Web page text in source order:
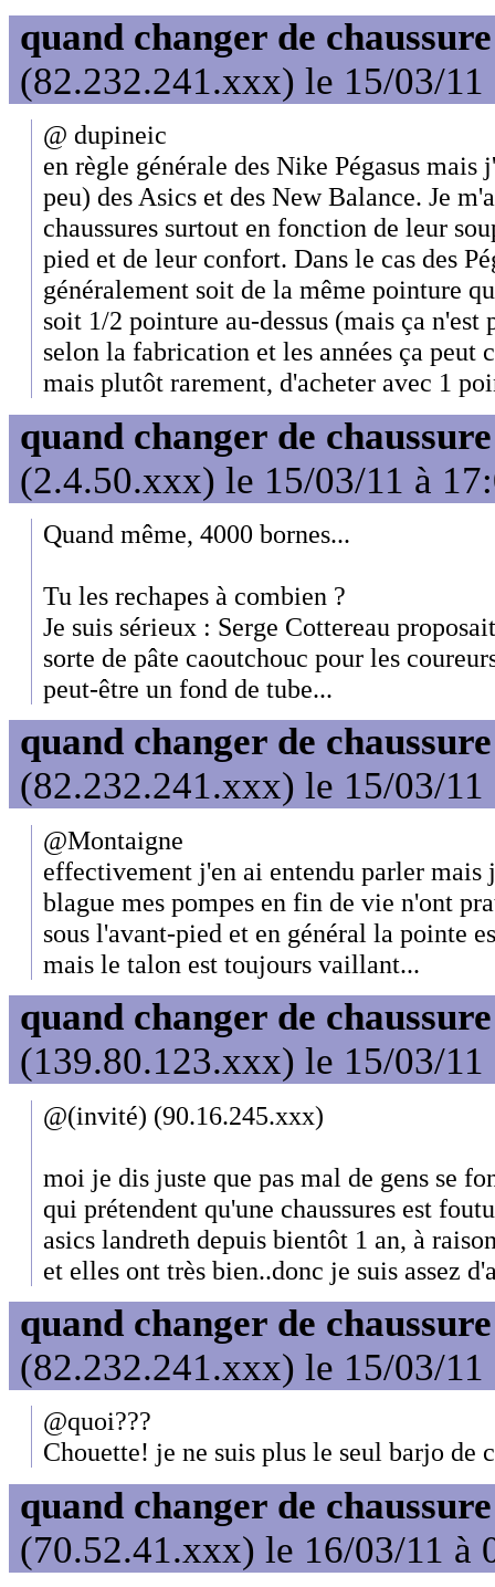
quand changer de chaussure
(82.232.241.xxx) le 15/03/11
@ dupineic
en règle générale des Nike Pégasus
peu) des Asics et des New Balance. Je
chaussures surtout en fonction de leur
pied et de leur confort. Dans le cas des
généralement soit de la même pointure
soit 1/2 pointure au-dessus (mais ça n'est
selon la fabrication et les années ça peut
mais plutôt rarement, d'acheter avec 1
quand changer de chaussure
(2.4.50.xxx) le 15/03/11 à
Quand même, 4000 bornes...
Tu les rechapes à combien ?
Je suis sérieux : Serge Cottereau
sorte de pâte caoutchouc pour les
peut-être un fond de tube...
quand changer de chaussure
(82.232.241.xxx) le 15/03/11
@Montaigne
effectivement j'en ai entendu parler mais
blague mes pompes en fin de vie n'ont
sous l'avant-pied et en général la pointe
mais le talon est toujours vaillant...
quand changer de chaussure
(139.80.123.xxx) le 15/03/11
@(invité) (90.16.245.xxx)
moi je dis juste que pas mal de gens se
qui prétendent qu'une chaussures est
asics landreth depuis bientôt 1 an, à
et elles ont très bien..donc je suis assez
quand changer de chaussure
(82.232.241.xxx) le 15/03/11
@quoi???
Chouette! je ne suis plus le seul barjo de
quand changer de chaussure
(70.52.41.xxx) le 16/03/11 à